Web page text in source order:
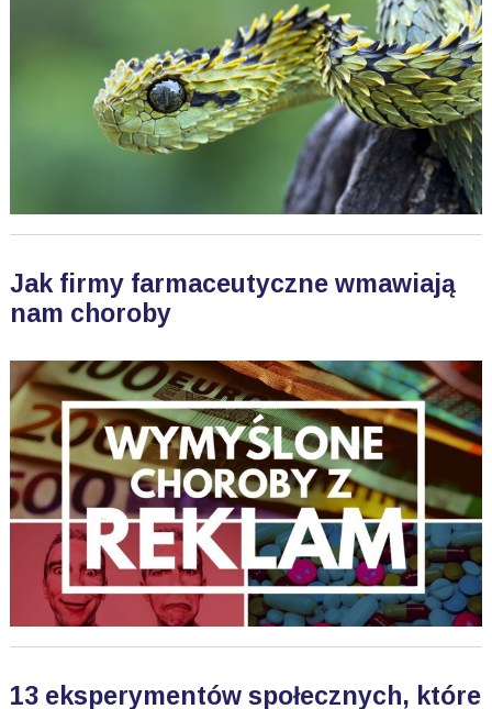
Jak firmy farmaceutyczne wmawiają
nam choroby
13 eksperymentów społecznych, które